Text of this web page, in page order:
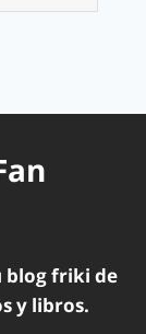
blog friki de
y libros.